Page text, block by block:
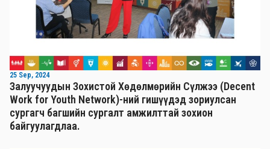
25 Sep, 2024
Залуучуудын Зохистой Хөдөлмөрийн Сүлжээ (Decent
Work for Youth Network)-ний гишүүдэд зориулсан
сургагч багшийн сургалт амжилттай зохион
байгуулагдлаа.